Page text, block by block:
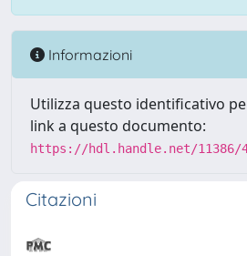
Informazioni
Utilizza questo identificativo
link a questo documento:
https://hdl.handle.net/11386/
Citazioni